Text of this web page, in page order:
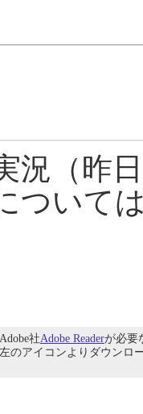
況（昨
ついて
社Adobe Readerが必要
のアイコンよりダウンロ